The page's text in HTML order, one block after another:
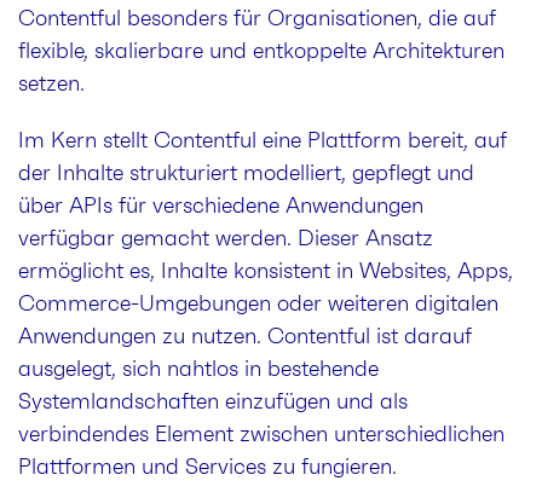
Contentful besonders für Organisationen, die auf
flexible, skalierbare und entkoppelte Architekturen
setzen.
Im Kern stellt Contentful eine Plattform bereit, auf
der Inhalte strukturiert modelliert, gepflegt und
über APIs für verschiedene Anwendungen
verfügbar gemacht werden. Dieser Ansatz
ermöglicht es, Inhalte konsistent in Websites, Apps,
Commerce-Umgebungen oder weiteren digitalen
Anwendungen zu nutzen. Contentful ist darauf
ausgelegt, sich nahtlos in bestehende
Systemlandschaften einzufügen und als
verbindendes Element zwischen unterschiedlichen
Plattformen und Services zu fungieren.